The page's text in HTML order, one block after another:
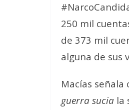
250 mil
de 373 mil
alguna de sus
Macías
guerra sucia la